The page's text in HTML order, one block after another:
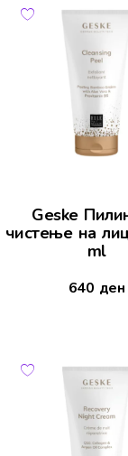
Geske
чистење на
ml
640 ден